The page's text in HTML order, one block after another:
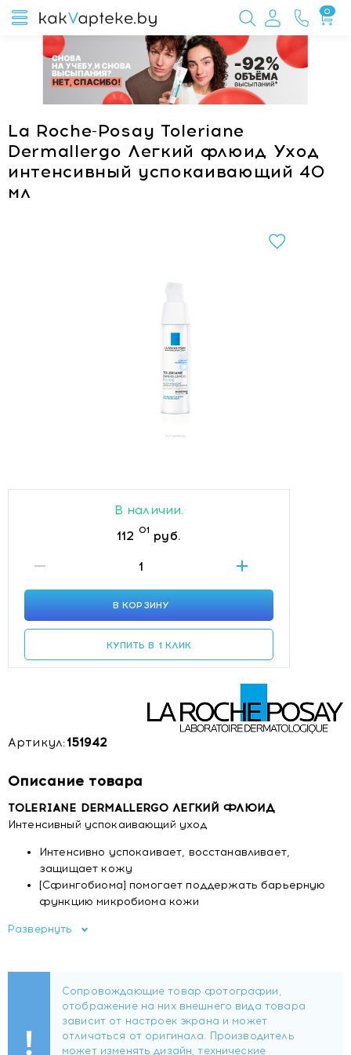
0
La Roche-Posay Toleriane
Dermallergo Легкий флюид Уход
интенсивный успокаивающий 40
мл
В наличии.
112 01 руб.
В КОРЗИНУ
КУПИТЬ В 1 КЛИК
Артикул:151942
Описание товара
TOLERIANE DERMALLERGO ЛЕГКИЙ ФЛЮИД
Интенсивный успокаивающий уход
Интенсивно успокаивает, восстанавливает,
защищает кожу
[Сфингобиома] помогает поддержать барьерную
функцию микробиома кожи
красителей, парабенов
Баланс микробиома (невидимой экосистемы
микроорганизмов на вашей коже) помогает
поддерживать защитные функции кожи. При повышенной
чувствительности эти функции могут быть нарушены.
Развернуть